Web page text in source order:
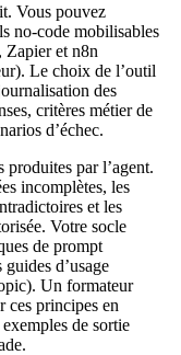
Vous pouvez
no-code mobilisables
Zapier et n8n
Le choix de l’outil
des
critères métier de
d’échec.
par l’agent.
incomplètes, les
et les
Votre socle
de prompt
d’usage
Un formateur
ces principes en
de sortie